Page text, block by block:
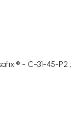
® - C-31-45-P2 ;